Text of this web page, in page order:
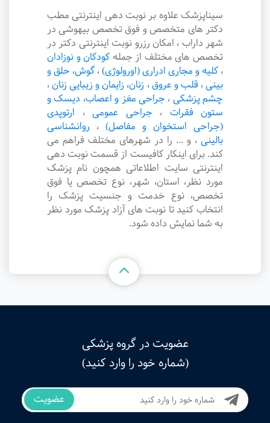
سیناپزشک علاوه بر نوبت دهی اینترنتی مطب
دکتر های متخصص و فوق تخصص بیهوشی در
شهر داراب ، امکان رزرو نوبت اینترنتی دکتر در
تخصص های مختلف از جمله کودکان و نوزادان
، کلیه و مجاری ادراری (اورولوژی)، گوش، حلق و
بینی، قلب و عروق، زنان، زایمان و زیبایی زنان،
چشم پزشکی ، جراحی مغز و اعصاب، دیسک و
ستون فقرات ، جراحی عمومی ، ارتوپدی
(جراحی استخوان و مفاصل) ، روانشناسی
بالینی ، و ... را در شهرهای مختلف فراهم می
کند. برای اینکار کافیست از قسمت نوبت دهی
اینترنتی سایت اطلاعاتی همچون نام پزشک
مورد نظر، استان، شهر، نوع تخصص یا فوق
تخصص، نوع خدمت و جنسیت پزشک را
انتخاب کنید تا نوبت های آزاد پزشک مورد نظر
به شما نمایش داده شود.
عضویت در گروه پزشکی
(شماره خود را وارد کنید)
عضویت